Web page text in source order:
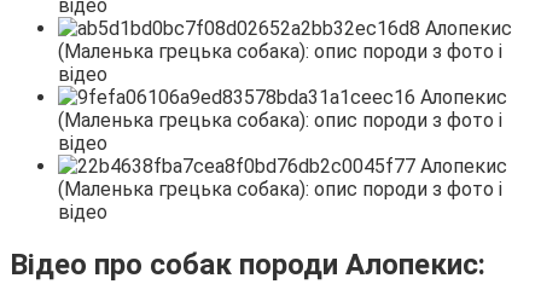
Відео про собак породи Алопекис: